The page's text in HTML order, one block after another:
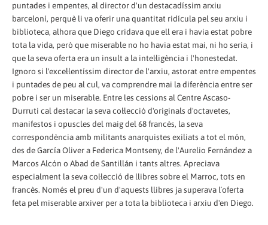
puntades i empentes, al director d'un destacadíssim arxiu
barceloní, perquè li va oferir una quantitat ridícula pel seu arxiu i
biblioteca, alhora que Diego cridava que ell era i havia estat pobre
tota la vida, però que miserable no ho havia estat mai, ni ho seria, i
que la seva oferta era un insult a la intel·ligència i l'honestedat.
Ignoro si l'excel·lentíssim director de l'arxiu, astorat entre empentes
i puntades de peu al cul, va comprendre mai la diferència entre ser
pobre i ser un miserable. Entre les cessions al Centre Ascaso-
Durruti cal destacar la seva col·lecció d'originals d'octavetes,
manifestos i opuscles del maig del 68 francès, la seva
correspondència amb militants anarquistes exiliats a tot el món,
des de García Oliver a Federica Montseny, de l'Aurelio Fernández a
Marcos Alcón o Abad de Santillán i tants altres. Apreciava
especialment la seva col·lecció de llibres sobre el Marroc, tots en
francès. Només el preu d'un d'aquests llibres ja superava l´oferta
feta pel miserable arxiver per a tota la biblioteca i arxiu d'en Diego.